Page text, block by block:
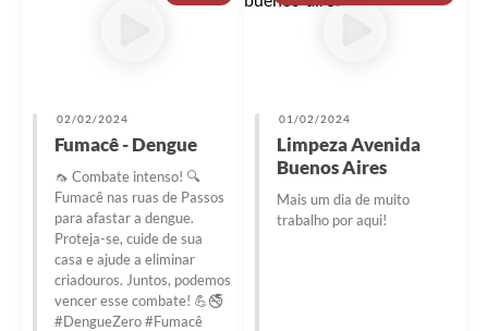
02/02/2024
Fumacê - Dengue
🦟 Combate intenso! 🔍
Fumacê nas ruas de Passos
para afastar a dengue.
Proteja-se, cuide de sua
casa e ajude a eliminar
criadouros. Juntos, podemos
vencer esse combate! 💪🚭
#DengueZero #Fumacê
01/02/2024
Limpeza Avenida
Buenos Aires
Mais um dia de muito
trabalho por aqui!